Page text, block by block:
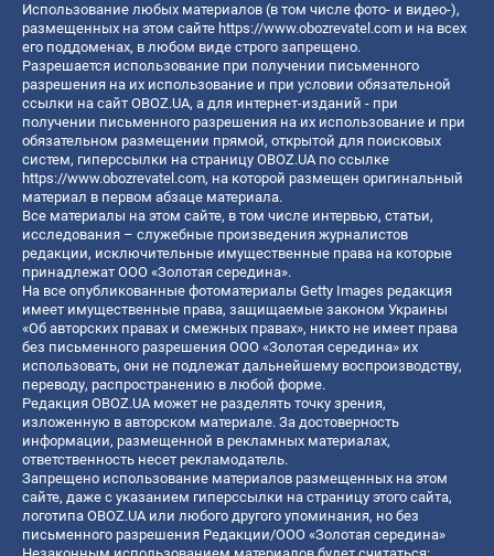
Использование любых материалов (в том числе фото- и видео-),
размещенных на этом сайте https://www.obozrevatel.com и на всех
его поддоменах, в любом виде строго запрещено.
Разрешается использование при получении письменного
разрешения на их использование и при условии обязательной
ссылки на сайт OBOZ.UA, а для интернет-изданий - при
получении письменного разрешения на их использование и при
обязательном размещении прямой, открытой для поисковых
систем, гиперссылки на страницу OBOZ.UA по ссылке
https://www.obozrevatel.com, на которой размещен оригинальный
материал в первом абзаце материала.
Все материалы на этом сайте, в том числе интервью, статьи,
исследования – служебные произведения журналистов
редакции, исключительные имущественные права на которые
принадлежат ООО «Золотая середина».
На все опубликованные фотоматериалы Getty Images редакция
имеет имущественные права, защищаемые законом Украины
«Об авторских правах и смежных правах», никто не имеет права
без письменного разрешения ООО «Золотая середина» их
использовать, они не подлежат дальнейшему воспроизводству,
переводу, распространению в любой форме.
Редакция OBOZ.UA может не разделять точку зрения,
изложенную в авторском материале. За достоверность
информации, размещенной в рекламных материалах,
ответственность несет рекламодатель.
Запрещено использование материалов размещенных на этом
сайте, даже с указанием гиперссылки на страницу этого сайта,
логотипа OBOZ.UA или любого другого упоминания, но без
письменного разрешения Редакции/ООО «Золотая середина»